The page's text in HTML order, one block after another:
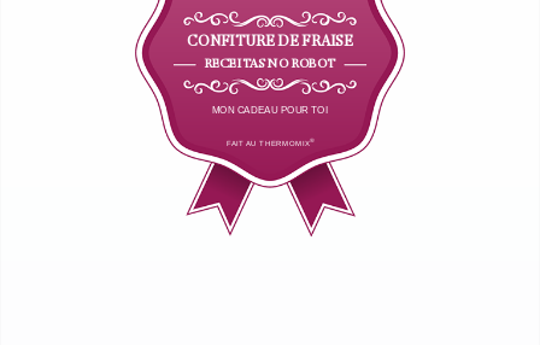
RECEITAS NO ROBOT
CONFITURE DE FRAISE
MON CADEAU POUR TOI
FAIT AU THERMOMIX®